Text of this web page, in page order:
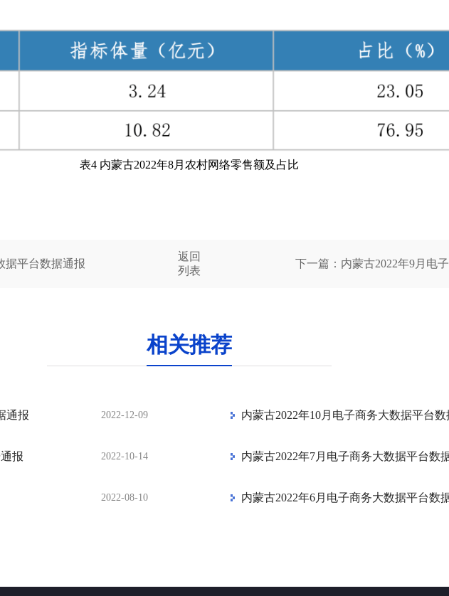
表4 内蒙古2022年8月农村网络零售额及占比
据平台数据通报
返回
列表
下一篇：内蒙古2022年9月电
相关推荐
通报 2022-12-09 内蒙古2022年10月电子商务大数据平台数
报 2022-10-14 内蒙古2022年7月电子商务大数据平台数
2022-08-10 内蒙古2022年6月电子商务大数据平台数